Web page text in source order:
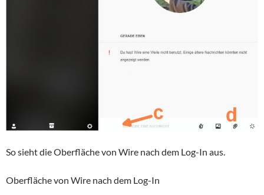
So sieht die Oberfläche von Wire nach dem Log-In aus.
Oberfläche von Wire nach dem Log-In